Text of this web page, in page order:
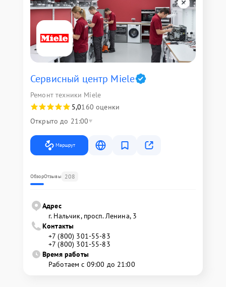
Сервисный центр Miele
Ремонт техники Miele
5,0160 оценки
Открыто до 21:00
Маршрут
ОбзорОтзывы 208
Адрес
г. Нальчик, просп. Ленина, 3
Контакты
+7 (800) 301-55-83
+7 (800) 301-55-83
Время работы
Работаем с 09:00 до 21:00